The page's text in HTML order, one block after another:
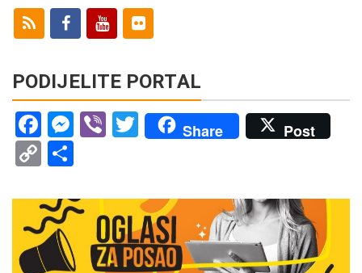
PODIJELITE PORTAL
Facebook
Messenger
ViberTwitter
Share Post
Copy